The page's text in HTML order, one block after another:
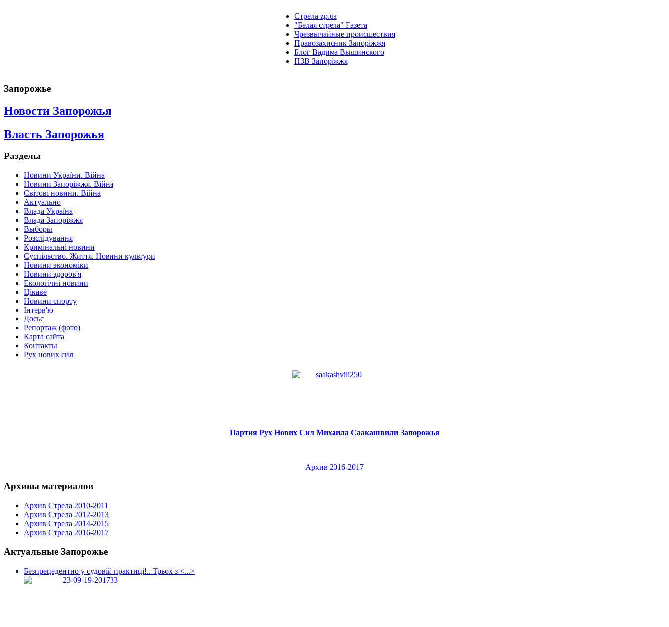
Стрела zp.ua
"Белая стрела" Газета
Чрезвычайные происшествия
Правозахисник Запоріжжя
Блог Вадима Вышинского
ПЗВ Запоріжжя
Запорожье
Новости Запорожья
Власть Запорожья
Разделы
Новини України. Війна
Новини Запоріжжя. Війна
Світові новини. Війна
Актуально
Влада Україна
Влада Запоріжжя
Выборы
Розслідування
Кримінальні новини
Суспільство. Життя. Новини культури
Новини экономіки
Новини здоров'я
Екологічні новини
Цікаве
Новини спорту
Інтерв'ю
Досьє
Репортаж (фото)
Карта сайта
Контакты
Рух нових сил
Партия Рух Нових Сил Михаила Саакашвили Запорожья
Архив 2016-2017
Архивы материалов
Архив Стрела 2010-2011
Архив Стрела 2012-2013
Архив Стрела 2014-2015
Архив Стрела 2016-2017
Актуальные Запорожье
Безпрецедентно у судовій практиці!.. Трьох з <...>